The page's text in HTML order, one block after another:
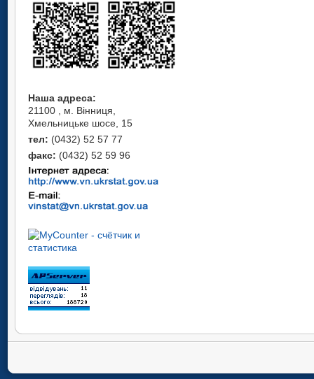
Наша адреса:
21100 , м. Вінниця,
Хмельницьке шосе, 15
тел: (0432) 52 57 77
факс: (0432) 52 59 96